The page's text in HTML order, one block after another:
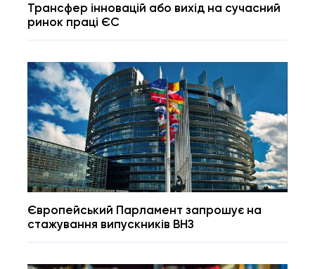
Трансфер інновацій або вихід на сучасний
ринок праці ЄС
Європейський Парламент запрошує на
стажування випускників ВНЗ